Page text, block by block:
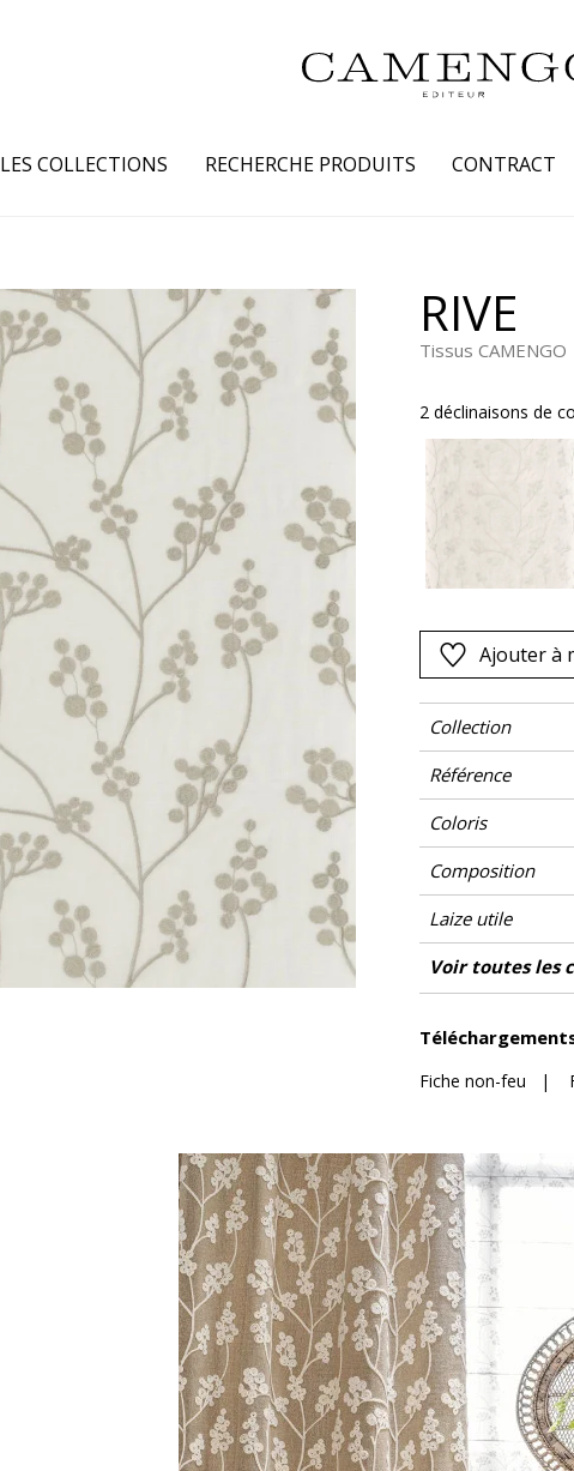
LES COLLECTIONS RECHERCHE PRODUITS
Aspect coton
Aspect laine
Aspect lin
Aspect soie
Coton
Inspiration fourrure
Laine
Lin
Polyester
Taffetas
Velours
Dessins
Faux unis / texture
CONTRACT
RIVE
Tissus CAMENGO
2 déclinaisons de
Ajouter à
Collection
Référence
Coloris
Composition
Laize utile
Rétrécissement
Raccord
Sens
Poids g/m²
Usage
Entretien
Pays d'origine
Rapport
Rapport Vertical
Voir toutes les
Fiche non-feu |